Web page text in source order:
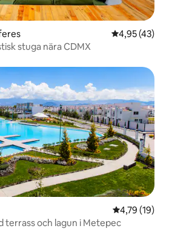
4,95 av 5 i
4,95 (43)
stuga nära CDMX
4,79 av 5 i
4,79 (19)
terrass och lagun i Metepec